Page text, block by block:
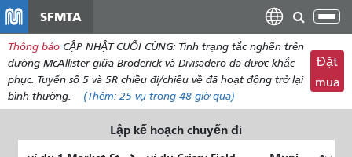
dung
SFMTA
Thông báo CẬP NHẬT CUỐI CÙNG: Tình trạng tắc nghẽn trên
đường McAllister giữa Broderick và Divisadero đã được khắc
phục. Tuyến số 5 và 5R chiều đi/chiều về đã hoạt động trở lại
bình thường.
(Thêm: 25 vụ trong 48 giờ qua)
Đặt
mua
Lập kế hoạch chuyến đi